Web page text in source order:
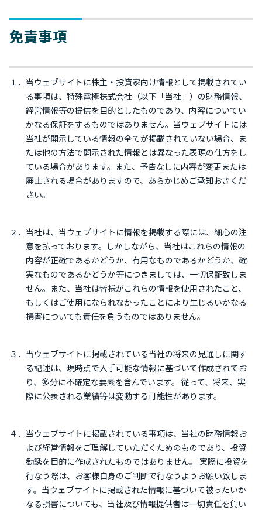
免責事項
１．当ウェブサイトに株主・投資家向け情報として掲載されてい
る事項は、特殊電極株式会社（以下「当社」）の財務情報、
経営情報等の提供を目的としたものであり、内容についてい
かなる保証をするものではありません。当ウェブサイトには
当社が開示している情報の全てが掲載されていない場合、ま
たは他の方法で開示された情報とは異なった表現の仕方をし
ている場合があります。また、予告なしに内容が変更または
廃止される場合がありますので、あらかじめご承知おきくだ
さい。
２．当社は、当ウェブサイトに情報を掲載する際には、細心の注
意を払っております。しかしながら、当社はこれらの情報の
内容が正確であるかどうか、有用なものであるかどうか、確
実なものであるかどうか等につきましては、一切保証致しま
せん。また、当社は皆様がこれらの情報を使用されたこと、
もしくはご使用になられなかったことにより生じるいかなる
損害についても責任を負うものではありません。
３．当ウェブサイトに掲載されている当社の将来の見通しに関す
る記述は、現時点で入手可能な情報に基づいて作成されてお
り、多分に不確定な要素を含んでいます。 従って、将来、実
際に公表される業績等は変動する可能性があります。
４．当ウェブサイトに掲載されている事項は、当社の財務情報お
よび経営情報をご理解していただくためのものであり、投資
勧誘を目的に作成されたものではありません。 実際に投資を
行なう際は、お客様自身のご判断で行なうようお願い致しま
す。当ウェブサイトに掲載された情報に基づいて被ったいか
なる損害についても、当社及び情報提供者は一切責任を負い